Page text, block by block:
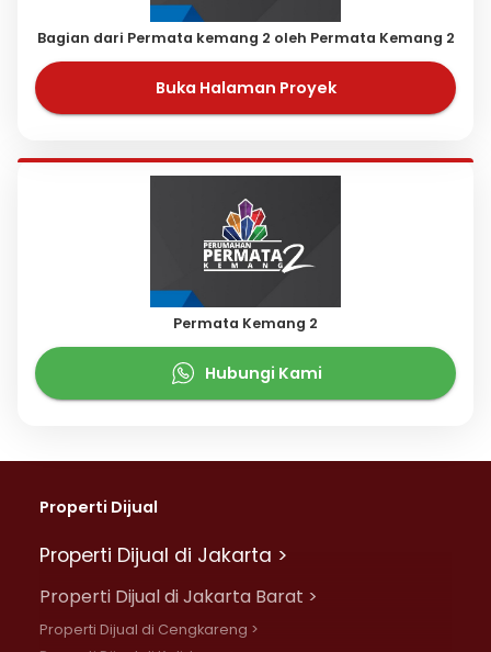
Bagian dari Permata kemang 2 oleh Permata Kemang 2
Buka Halaman Proyek
Permata Kemang 2
Hubungi Kami
Properti Dijual
Properti Dijual di Jakarta >
Properti Dijual di Jakarta Barat >
Properti Dijual di Cengkareng >